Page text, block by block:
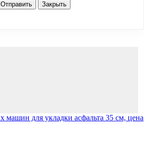
Отправить Закрыть